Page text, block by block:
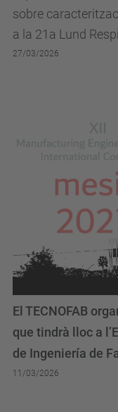
sobre
a la 21a Lund
27/03/2026
El TECNOFAB
que tindrà lloc a
de Ingeniería de
11/03/2026